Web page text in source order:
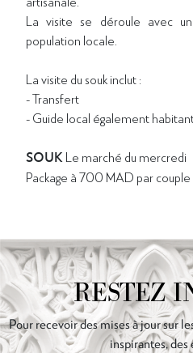
La visite se déroule avec
population locale.
La visite du souk inclut :
- Transfert
- Guide local également
SOUK Le marché du mercredi
Package à 700 MAD par couple
RESTEZ
Pour recevoir des mises à jour sur
inspirantes, des